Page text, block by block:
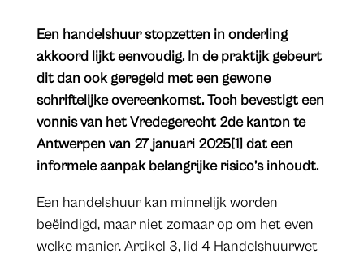
​Een handelshuur stopzetten in onderling
akkoord lijkt eenvoudig. In de praktijk gebeurt
dit dan ook geregeld met een gewone
schriftelijke overeenkomst. Toch bevestigt een
vonnis van het Vredegerecht 2de kanton te
Antwerpen van 27 januari 2025[1] dat een
informele aanpak belangrijke risico’s inhoudt.
Een handelshuur kan minnelijk worden
beëindigd, maar niet zomaar op om het even
welke manier. Artikel 3, lid 4 Handelshuurwet